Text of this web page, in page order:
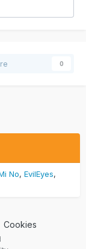
0
No EvilEyes
Cookies